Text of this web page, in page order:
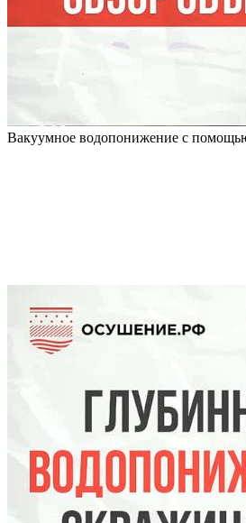
Вакуумное водопонижение с